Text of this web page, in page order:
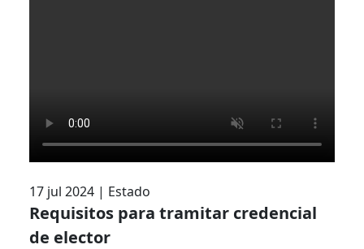
17 jul 2024 | Estado
Requisitos para tramitar credencial
de elector